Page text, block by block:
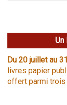
Un
Du 20 juillet au
livres papier
offert parmi trois